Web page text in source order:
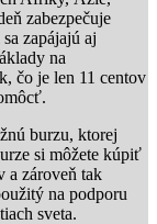
zabezpečuje
zapájajú aj
na
čo je len 11 centov
burzu, ktorej
si môžete kúpiť
a zároveň tak
na podporu
sveta.